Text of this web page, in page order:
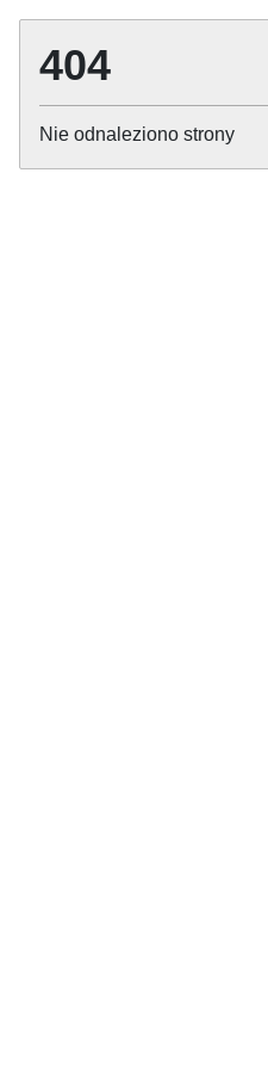
404
Nie odnaleziono strony